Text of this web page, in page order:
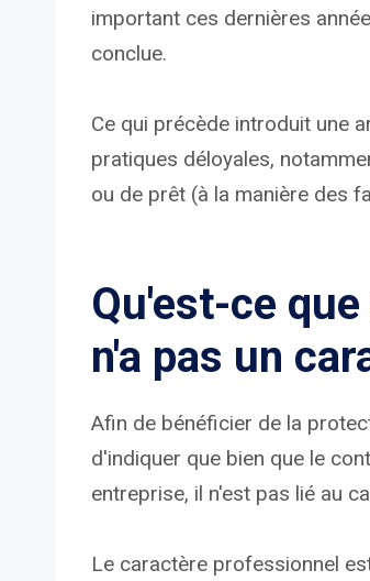
important ces dernières
conclue.
Ce qui précède introduit une
pratiques déloyales,
ou de prêt (à la manière des
Qu'est-ce
n'a pas un
Afin de bénéficier de la
d'indiquer que bien que le
entreprise, il n'est pas lié au
Le caractère professionnel